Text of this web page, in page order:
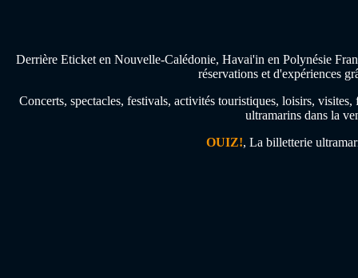
Derrière Eticket en Nouvelle-Calédonie, Havai'in en Polynésie
réservations et d'expériences
Concerts, spectacles, festivals, activités touristiques, loisirs,
ultramarins dans la
OUIZ!, La billetterie